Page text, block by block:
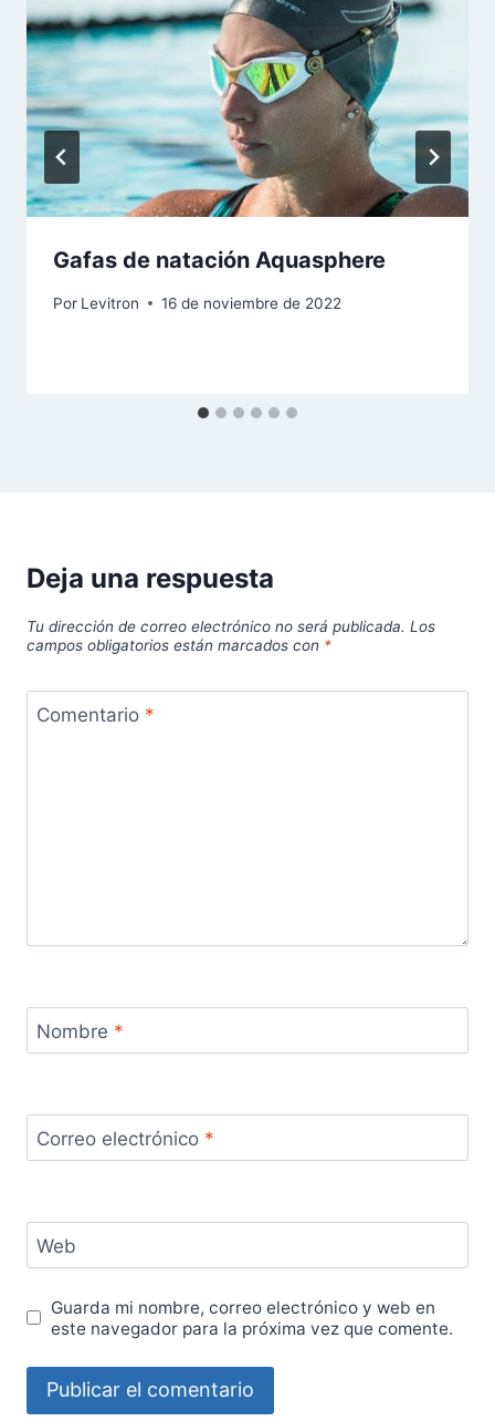
Gafas de natación Aquasphere
Por Levitron 16 de noviembre de 2022
Deja una respuesta
Tu dirección de correo electrónico no será publicada. Los
campos obligatorios están marcados con *
Comentario *
Nombre *
Correo electrónico *
Web
Guarda mi nombre, correo electrónico y web en
este navegador para la próxima vez que comente.